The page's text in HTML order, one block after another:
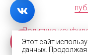
Политика
обработку
Этот сайт
данных. Продолжая